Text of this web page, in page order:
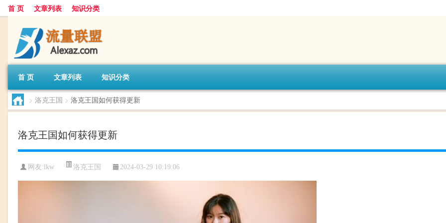
首 页 文章列表 知识分类
首 页 文章列表 知识分类
> 洛克王国 > 洛克王国如何获得更新
洛克王国如何获得更新
网友:lkw 洛克王国 2024-03-29 10:19:06